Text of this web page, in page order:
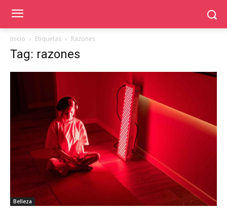
Inicio Etiquetas Razones
Tag: razones
Belleza